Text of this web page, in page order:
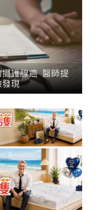
攝護腺癌 醫師提
發現